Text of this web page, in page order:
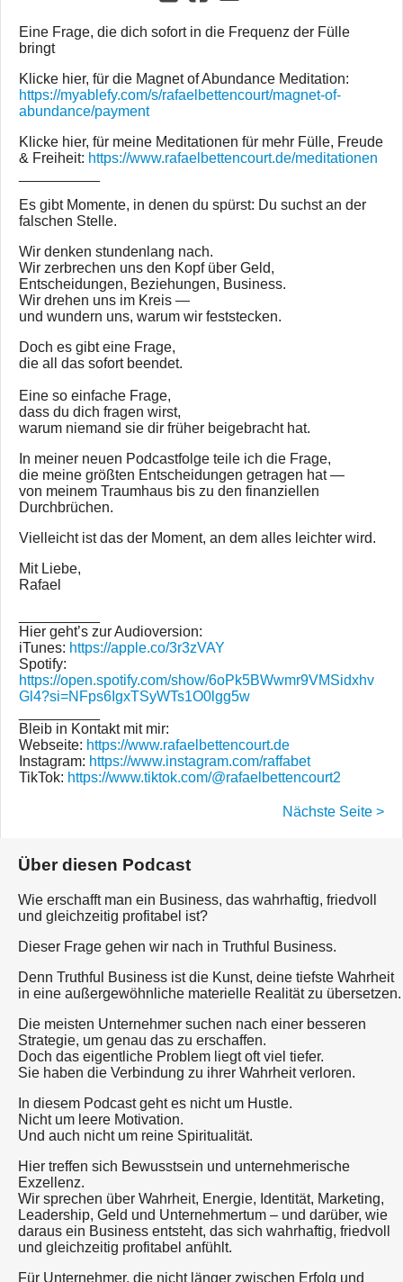
Eine Frage, die dich sofort in die Frequenz der Fülle
bringt
Klicke hier, für die Magnet of Abundance Meditation:
https://myablefy.com/s/rafaelbettencourt/magnet-of-
abundance/payment
Klicke hier, für meine Meditationen für mehr Fülle, Freude
& Freiheit: https://www.rafaelbettencourt.de/meditationen
Es gibt Momente, in denen du spürst: Du suchst an der
falschen Stelle.
Wir denken stundenlang nach.
Wir zerbrechen uns den Kopf über Geld,
Entscheidungen, Beziehungen, Business.
Wir drehen uns im Kreis —
und wundern uns, warum wir feststecken.
Doch es gibt eine Frage,
die all das sofort beendet.
Eine so einfache Frage,
dass du dich fragen wirst,
warum niemand sie dir früher beigebracht hat.
In meiner neuen Podcastfolge teile ich die Frage,
die meine größten Entscheidungen getragen hat —
von meinem Traumhaus bis zu den finanziellen
Durchbrüchen.
Vielleicht ist das der Moment, an dem alles leichter wird.
Mit Liebe,
Rafael
Hier geht’s zur Audioversion:
iTunes: https://apple.co/3r3zVAY
Spotify:
https://open.spotify.com/show/6oPk5BWwmr9VMSidxhv
Gl4?si=NFps6IgxTSyWTs1O0lgg5w
Bleib in Kontakt mit mir:
Webseite: https://www.rafaelbettencourt.de
Instagram: https://www.instagram.com/raffabet
TikTok: https://www.tiktok.com/@rafaelbettencourt2
Nächste Seite >
Über diesen Podcast
Wie erschafft man ein Business, das wahrhaftig, friedvoll
und gleichzeitig profitabel ist?
Dieser Frage gehen wir nach in Truthful Business.
Denn Truthful Business ist die Kunst, deine tiefste Wahrheit
in eine außergewöhnliche materielle Realität zu übersetzen.
Die meisten Unternehmer suchen nach einer besseren
Strategie, um genau das zu erschaffen.
Doch das eigentliche Problem liegt oft viel tiefer.
Sie haben die Verbindung zu ihrer Wahrheit verloren.
In diesem Podcast geht es nicht um Hustle.
Nicht um leere Motivation.
Und auch nicht um reine Spiritualität.
Hier treffen sich Bewusstsein und unternehmerische
Exzellenz.
Wir sprechen über Wahrheit, Energie, Identität, Marketing,
Leadership, Geld und Unternehmertum – und darüber, wie
daraus ein Business entsteht, das sich wahrhaftig, friedvoll
und gleichzeitig profitabel anfühlt.
Für Unternehmer, die nicht länger zwischen Erfolg und